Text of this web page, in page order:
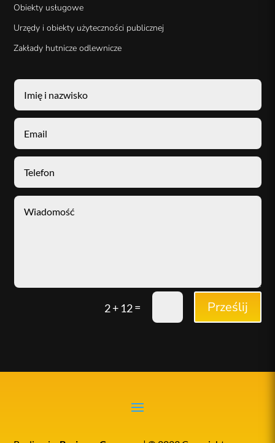
Obiekty usługowe
Urzędy i obiekty użyteczności publicznej
Zakłady hutnicze odlewnicze
2 + 12= Prześlij